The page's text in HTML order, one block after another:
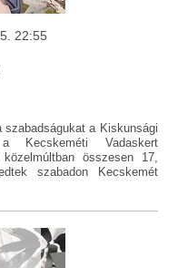
22:55
a Kiskunsági
Kecskeméti Vadaskert
összesen 17,
szabadon Kecskemét